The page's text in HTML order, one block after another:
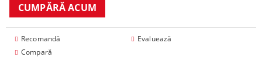
Recomandă
Evaluează
Compară